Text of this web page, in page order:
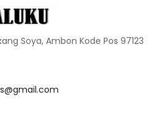
Soya, Ambon Kode Pos 97123